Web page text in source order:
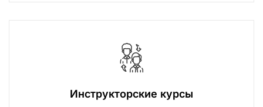
Инструкторские курсы